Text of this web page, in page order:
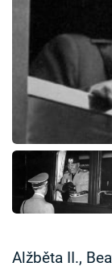
TV Program
Časopis
Sledujte
Přihlášení
Alžběta II.,